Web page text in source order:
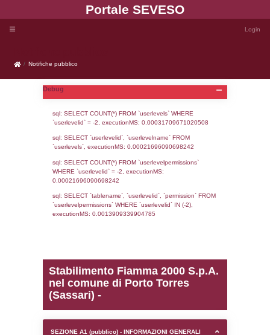
Portale
Notifiche pubblico
Notifiche pubblico
Debug
sql: SELECT COUNT(*) FROM `userlevels`
sql: SELECT `userlevelid`, `userlevelname`
0.00021696090698242
sql: SELECT `tablename`, `userlevelid`,
executionMS: 0.0013909339904785